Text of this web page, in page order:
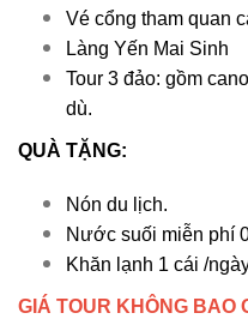
Vé cổng tham quan
Làng Yến Mai Sinh
Tour 3 đảo: gồm
dù.
QUÀ TẶNG:
Nón du lịch.
Nước suối miễn phí
Khăn lạnh 1 cái /
GIÁ TOUR KHÔNG BAO